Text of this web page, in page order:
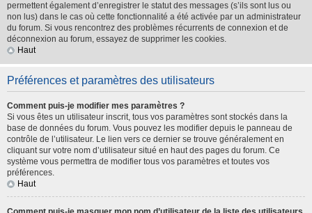
permettent également d’enregistrer le statut des messages (s’ils sont lus ou
non lus) dans le cas où cette fonctionnalité a été activée par un administrateur
du forum. Si vous rencontrez des problèmes récurrents de connexion et de
déconnexion au forum, essayez de supprimer les cookies.
Haut
Préférences et paramètres des utilisateurs
Comment puis-je modifier mes paramètres ?
Si vous êtes un utilisateur inscrit, tous vos paramètres sont stockés dans la
base de données du forum. Vous pouvez les modifier depuis le panneau de
contrôle de l’utilisateur. Le lien vers ce dernier se trouve généralement en
cliquant sur votre nom d’utilisateur situé en haut des pages du forum. Ce
système vous permettra de modifier tous vos paramètres et toutes vos
préférences.
Haut